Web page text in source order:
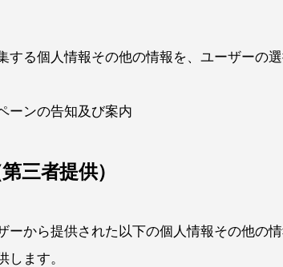
る個人情報その他の情報を、ユーザーの
ーンの告知及び案内
三者提供）
から提供された以下の個人情報その他の
ます。